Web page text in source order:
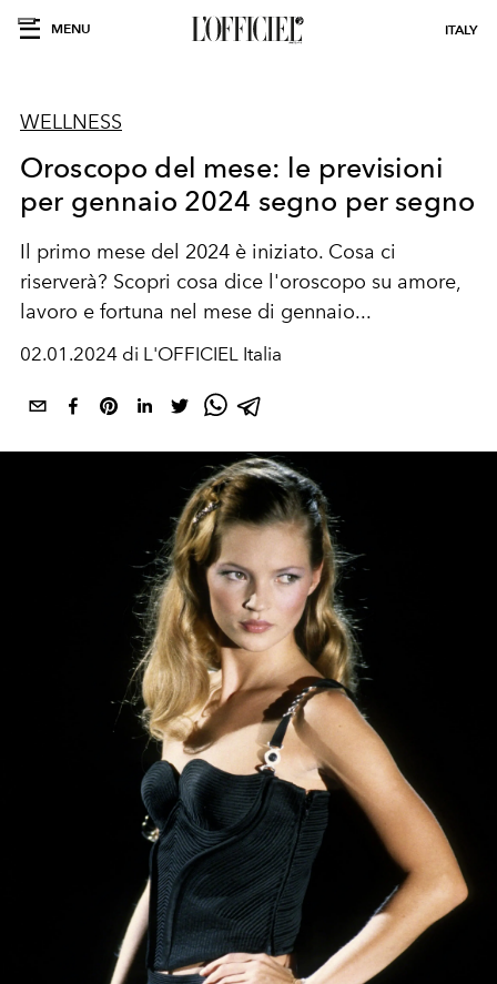
MENU ITALY
WELLNESS
Oroscopo del mese: le previsioni
per gennaio 2024 segno per segno
Il primo mese del 2024 è iniziato. Cosa ci
riserverà? Scopri cosa dice l'oroscopo su amore,
lavoro e fortuna nel mese di gennaio...
02.01.2024 di L'OFFICIEL Italia